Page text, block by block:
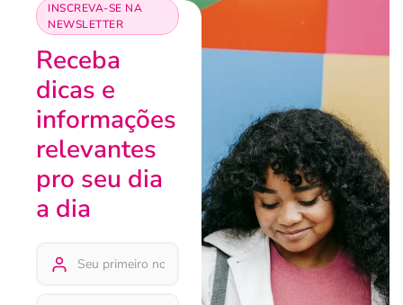
INSCREVA-SE NA
NEWSLETTER
Receba
dicas e
informações
relevantes
pro seu dia
a dia